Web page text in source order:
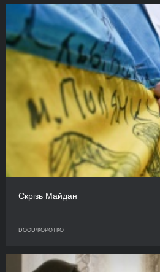
Скрізь Майдан
DOCU/КОРОТКО